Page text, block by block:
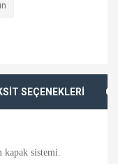
SEÇENEKLERİ
kapak sistemi.